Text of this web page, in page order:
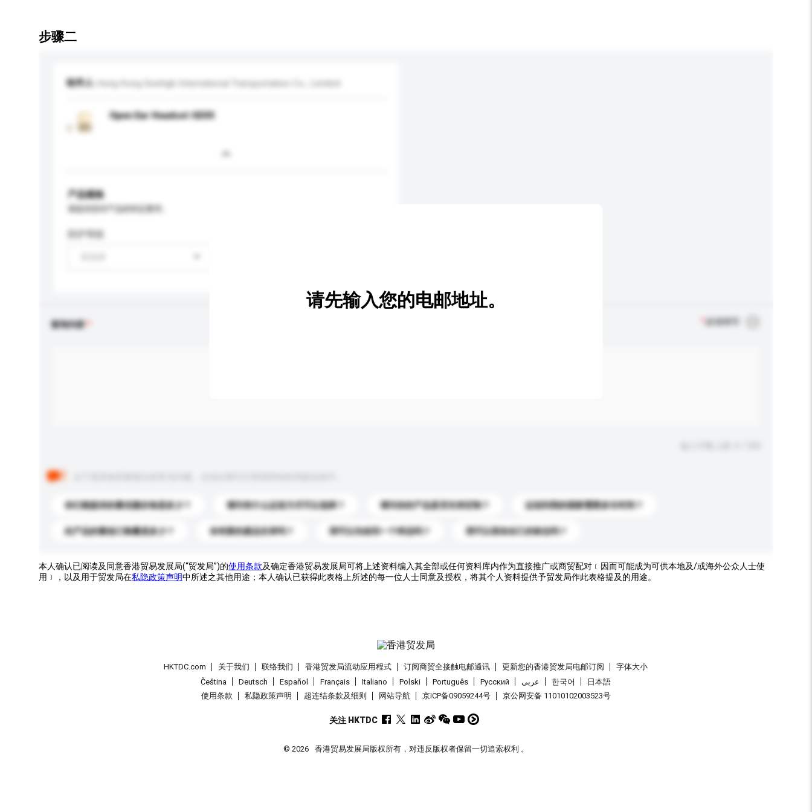
步骤二
收件人 Hong Kong Seehigh International Transportation Co., Limited
Open Ear Headset GE05
产品规格
查询内容 必须填写
你们能提供的最优惠价格是多少？ 请问有什么运送方式可以选择？ 请问你的产品是否支持定制？ 运送到我的国家需要多长时间？
此产品的最低订购量是多少？ 你有新的產品目录吗？ 我可以先收到一个样品吗？ 我可以添加自己的标志吗？
请先输入您的电邮地址。
本人确认已阅读及同意香港贸易发展局(“贸发局”)的使用条款及确定香港贸易发展局可将上述资料编入其全部或任何资料库内作为直接推广或商贸配对﹝因而可能成为可供本地及/或海外公众人士使
用﹞，以及用于贸发局在私隐政策声明中所述之其他用途；本人确认已获得此表格上所述的每一位人士同意及授权，将其个人资料提供予贸发局作此表格提及的用途。
HKTDC.com 关于我们 联络我们 香港贸发局流动应用程式 订阅商贸全接触电邮通讯 更新您的香港贸发局电邮订阅
字体大小
Čeština
Deutsch Español Français Italiano Polski Português Pусский عربى 한국어
日本語
使用条款
私隐政策声明 超连结条款及细则 网站导航 京ICP备09059244号 京公网安备 11010102003523号
关注 HKTDC
© 2026 香港贸易发展局版权所有，对违反版权者保留一切追索权利 。